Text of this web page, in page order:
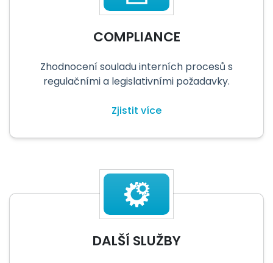
COMPLIANCE
Zhodnocení souladu interních procesů s
regulačními a legislativními požadavky.
Zjistit více
DALŠÍ SLUŽBY